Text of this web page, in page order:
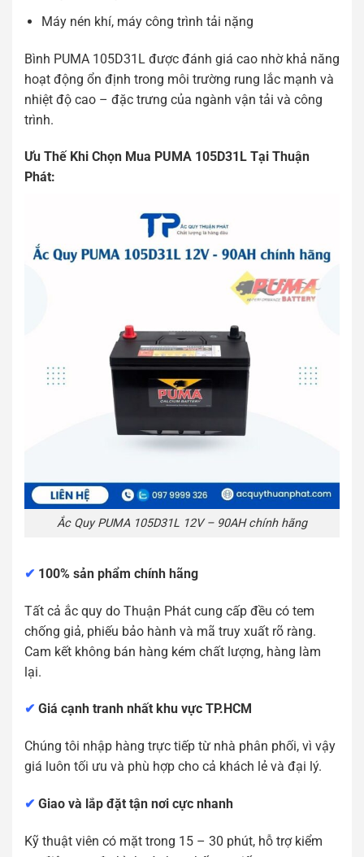
Máy nén khí, máy công trình tải nặng
Bình PUMA 105D31L được đánh giá cao nhờ khả năng
hoạt động ổn định trong môi trường rung lắc mạnh và
nhiệt độ cao – đặc trưng của ngành vận tải và công
trình.
Ưu Thế Khi Chọn Mua PUMA 105D31L Tại Thuận
Phát:
Ắc Quy PUMA 105D31L 12V – 90AH chính hãng
✔ 100% sản phẩm chính hãng
Tất cả ắc quy do Thuận Phát cung cấp đều có tem
chống giả, phiếu bảo hành và mã truy xuất rõ ràng.
Cam kết không bán hàng kém chất lượng, hàng làm
lại.
✔ Giá cạnh tranh nhất khu vực TP.HCM
Chúng tôi nhập hàng trực tiếp từ nhà phân phối, vì vậy
giá luôn tối ưu và phù hợp cho cả khách lẻ và đại lý.
✔ Giao và lắp đặt tận nơi cực nhanh
Kỹ thuật viên có mặt trong 15 – 30 phút, hỗ trợ kiểm